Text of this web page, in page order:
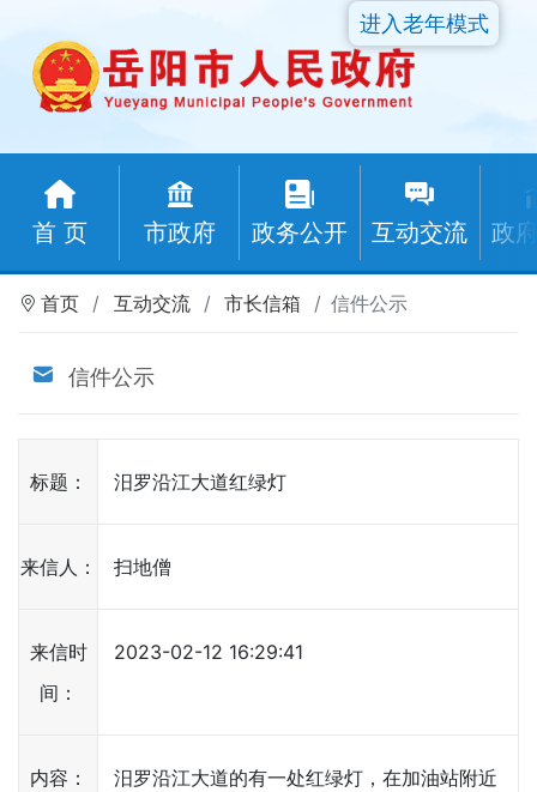
首 页 市政府 政务公开 互动交流 政
进入老年模式
首页 互动交流 市长信箱 信件公示
信件公示
标题： 汨罗沿江大道红绿灯
来信人： 扫地僧
来信时
间：
2023-02-12 16:29:41
内容：
汨罗沿江大道的有一处红绿灯，在加油站附近